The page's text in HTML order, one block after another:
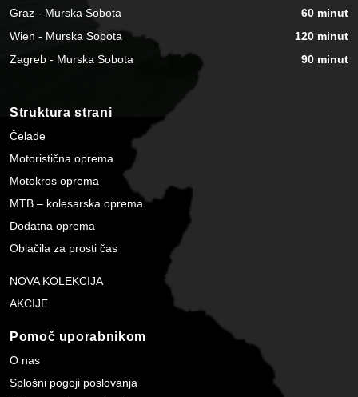
Graz - Murska Sobota
60 minut
Wien - Murska Sobota
120 minut
Zagreb - Murska Sobota
90 minut
Struktura strani
Čelade
Motoristična oprema
Motokros oprema
MTB – kolesarska oprema
Dodatna oprema
Oblačila za prosti čas
NOVA KOLEKCIJA
AKCIJE
Pomoč uporabnikom
O nas
Splošni pogoji poslovanja